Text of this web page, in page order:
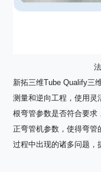
新拓三维Tube Qualify三
测量和逆向工程，使用灵
根弯管参数是否符合要求
正弯管机参数，使得弯管
过程中出现的诸多问题，